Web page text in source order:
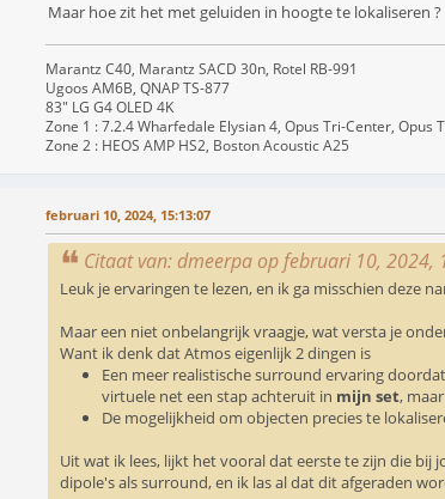
Maar hoe zit het met geluiden in hoogte te lokaliseren ?
Marantz C40, Marantz SACD 30n, Rotel RB-991
Ugoos AM6B, QNAP TS-877
83" LG G4 OLED 4K
Zone 1 : 7.2.4 Wharfedale Elysian 4, Opus Tri-Center, Opus
Zone 2 : HEOS AMP HS2, Boston Acoustic A25
februari 10, 2024, 15:13:07
Citaat van: dmeerpa op februari 10, 2024,
Leuk je ervaringen te lezen, en ik ga misschien deze
Maar een niet onbelangrijk vraagje, wat versta je
Want ik denk dat Atmos eigenlijk 2 dingen is
Een meer realistische surround ervaring
virtuele net een stap achteruit in mijn set,
De mogelijkheid om objecten precies te
Uit wat ik lees, lijkt het vooral dat eerste te zijn die
dipole's als surround, en ik las al dat dit afgeraden